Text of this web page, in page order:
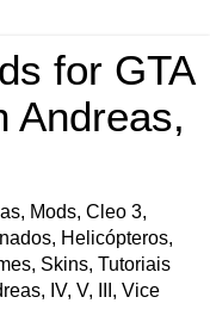
for GTA
Andreas,
Mods, Cleo 3,
Helicópteros,
Skins, Tutoriais
IV, V, III, Vice